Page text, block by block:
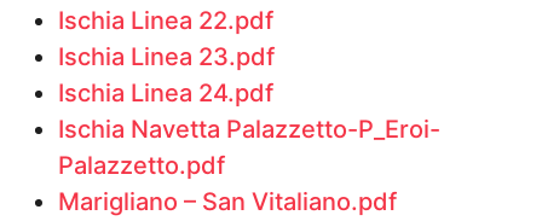
Ischia Linea 22.pdf
Ischia Linea 23.pdf
Ischia Linea 24.pdf
Ischia Navetta Palazzetto-P_Eroi-
Palazzetto.pdf
Marigliano – San Vitaliano.pdf